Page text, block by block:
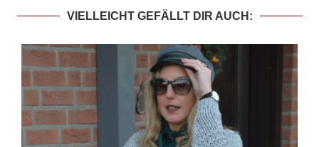
VIELLEICHT GEFÄLLT DIR AUCH: